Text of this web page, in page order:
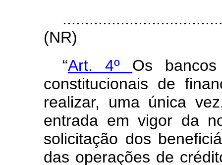
(NR)
“Art. 4º Os
constitucionais de
realizar, uma única
entrada em vigor da
solicitação dos
das operações de